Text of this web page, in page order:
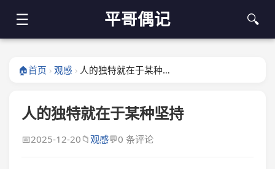
☰ 平哥偶记 🔍
🏠首页 › 观感 › 人的独特就在于某种坚持
人的独特就在于某种坚持
📅2025-12-20 📁观感💬0 条评论